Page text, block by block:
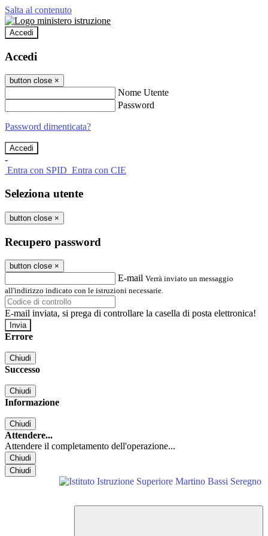
Salta al contenuto
Accedi
Accedi
button close ×
Nome Utente
Password
Password dimenticata?
-
Entra con SPID Entra con CIE
Seleziona utente
button close ×
Recupero password
button close ×
E-mail Verrà inviato un messaggio
all'indirizzo indicato con le istruzioni necessarie.
E-mail inviata, si prega di controllare la casella di posta elettronica!
Errore
Chiudi
Successo
Chiudi
Informazione
Chiudi
Attendere...
Attendere il completamento dell'operazione...
Chiudi
Chiudi